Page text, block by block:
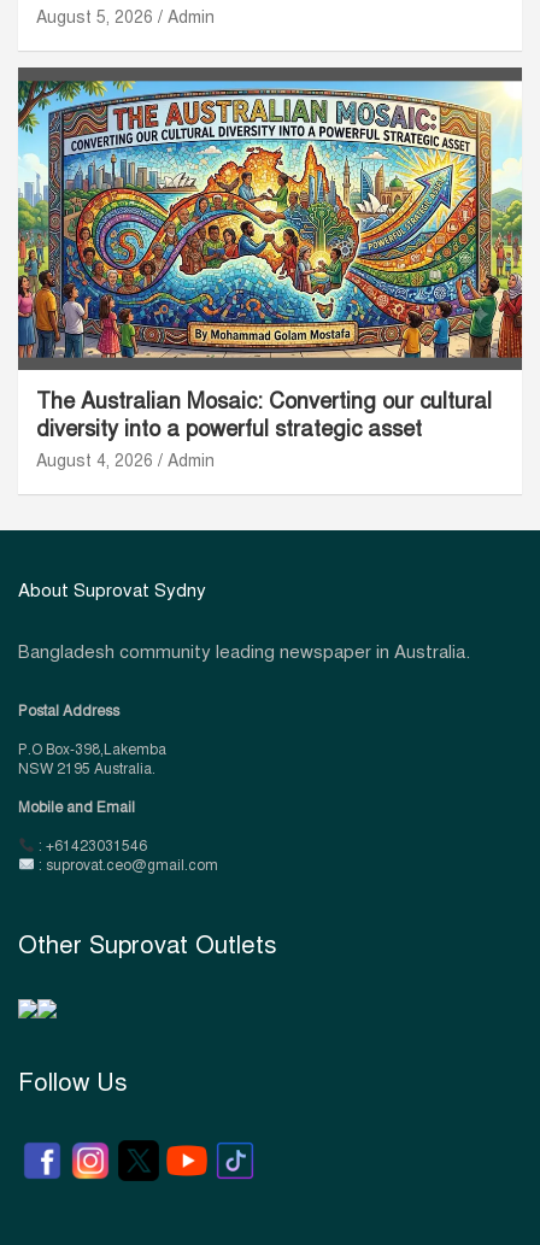
August 5, 2026 Admin
The Australian Mosaic: Converting our cultural
diversity into a powerful strategic asset
August 4, 2026 Admin
About Suprovat Sydny
Bangladesh community leading newspaper in Australia.
Postal Address
P.O Box-398,Lakemba
NSW 2195 Australia.
Mobile and Email
: +61423031546
: suprovat.ceo@gmail.com
Other Suprovat Outlets
Follow Us